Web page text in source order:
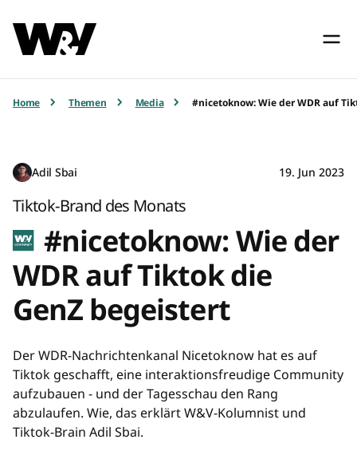
Home Themen Media #nicetoknow: Wie der WDR auf
Adil Sbai 19. Jun 2023
Tiktok-Brand des Monats
#nicetoknow: Wie der
WDR auf Tiktok die
GenZ begeistert
Der WDR-Nachrichtenkanal Nicetoknow hat es auf
Tiktok geschafft, eine interaktionsfreudige Community
aufzubauen - und der Tagesschau den Rang
abzulaufen. Wie, das erklärt W&V-Kolumnist und
Tiktok-Brain Adil Sbai.